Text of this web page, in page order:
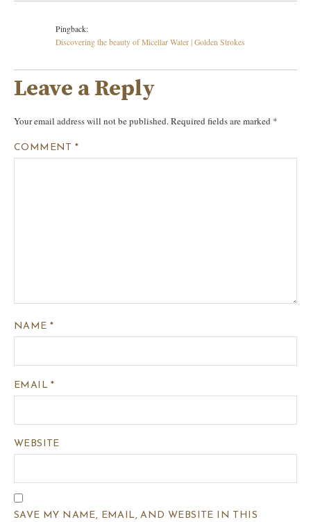
Pingback:
Discovering the beauty of Micellar Water | Golden Strokes
Leave a Reply
Your email address will not be published.Required fields are marked *
COMMENT*
NAME *
EMAIL*
WEBSITE
SAVE MY NAME, EMAIL, AND WEBSITE IN THIS